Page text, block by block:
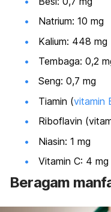
Natrium: 10 mg
Kalium: 448 mg
Tembaga: 0,2
Seng: 0,7 mg
Tiamin (vitamin
Riboflavin
Niasin: 1 mg
Vitamin C: 4 mg
Beragam